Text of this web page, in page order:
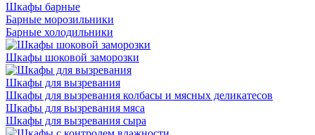
Шкафы барные
Барные морозильники
Барные холодильники
Шкафы шоковой заморозки
Шкафы для вызревания
Шкафы для вызревания колбасы и мясных деликатесов
Шкафы для вызревания мяса
Шкафы для вызревания сыра